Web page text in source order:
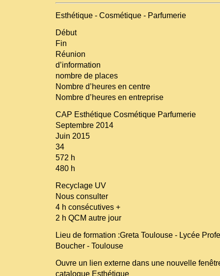
Esthétique - Cosmétique - Parfumerie
Début
Fin
Réunion
d’information
nombre de places
Nombre d’heures en centre
Nombre d’heures en entreprise
CAP Esthétique Cosmétique Parfumerie
Septembre 2014
Juin 2015
34
572 h
480 h
Recyclage UV
Nous consulter
4 h consécutives +
2 h QCM autre jour
Lieu de formation :Greta Toulouse - Lycée
Boucher - Toulouse
Ouvre un lien externe dans une nouvelle
catalogue Esthétique